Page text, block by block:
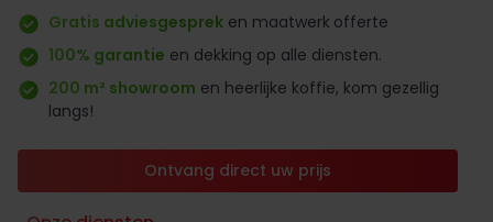
Gratis adviesgesprek en maatwerk offerte
100% garantie en dekking op alle diensten.
200 m² showroom en heerlijke koffie, kom gezellig
langs!
Ontvang direct uw prijs